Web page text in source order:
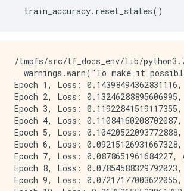
train_accuracy. reset_states()
/tmpfs/src/tf_docs_env/lib/
warnings.warn("To make it
Epoch 1, Loss:
Epoch 2, Loss:
Epoch 3, Loss:
Epoch 4, Loss:
Epoch 5, Loss:
Epoch 6, Loss:
Epoch 7, Loss: 0.0878651961684227,
Epoch 8, Loss:
Epoch 9, Loss: